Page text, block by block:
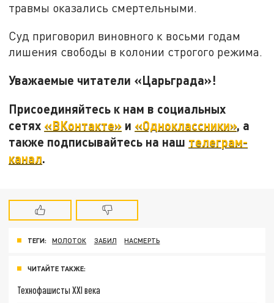
травмы оказались смертельными.
Суд приговорил виновного к восьми годам
лишения свободы в колонии строгого режима.
Уважаемые читатели «Царьграда»!
Присоединяйтесь к нам в социальных
сетях «ВКонтакте» и «Одноклассники», а
также подписывайтесь на наш телеграм-
канал.
ТЕГИ: МОЛОТОК ЗАБИЛ НАСМЕРТЬ
ЧИТАЙТЕ ТАКЖЕ:
Технофашисты XXI века